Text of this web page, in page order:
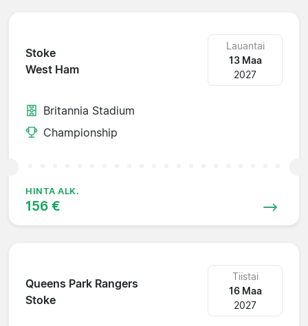
Stoke
West Ham
Lauantai
13 Maa
2027
Britannia Stadium
Championship
HINTA ALK.
156 €
Queens Park Rangers
Stoke
Tiistai
16 Maa
2027